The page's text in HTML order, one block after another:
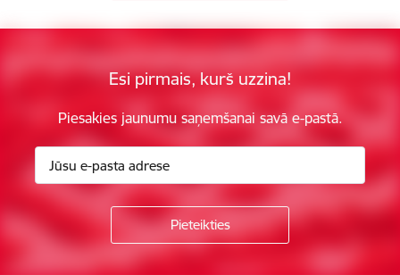
Esi pirmais, kurš uzzina!
Piesakies jaunumu saņemšanai savā e-pastā.